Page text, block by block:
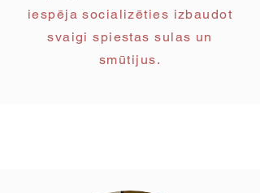
iespēja socializēties izbaudot
svaigi spiestas sulas un
smūtijus.